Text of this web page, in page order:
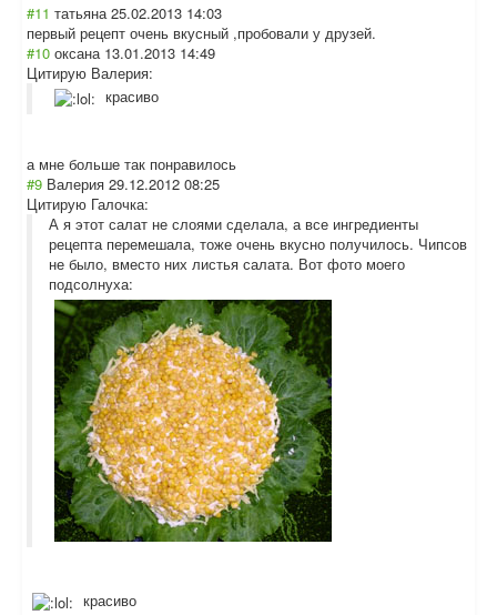
#11 татьяна 25.02.2013 14:03
первый рецепт очень вкусный ,пробовали у друзей.
#10 оксана 13.01.2013 14:49
Цитирую Валерия:
красиво
а мне больше так понравилось
#9 Валерия 29.12.2012 08:25
Цитирую Галочка:
А я этот салат не слоями сделала, а все ингредиенты
рецепта перемешала, тоже очень вкусно получилось. Чипсов
не было, вместо них листья салата. Вот фото моего
подсолнуха:
красиво